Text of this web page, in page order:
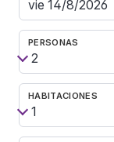
PERSONAS
HABITACIONES